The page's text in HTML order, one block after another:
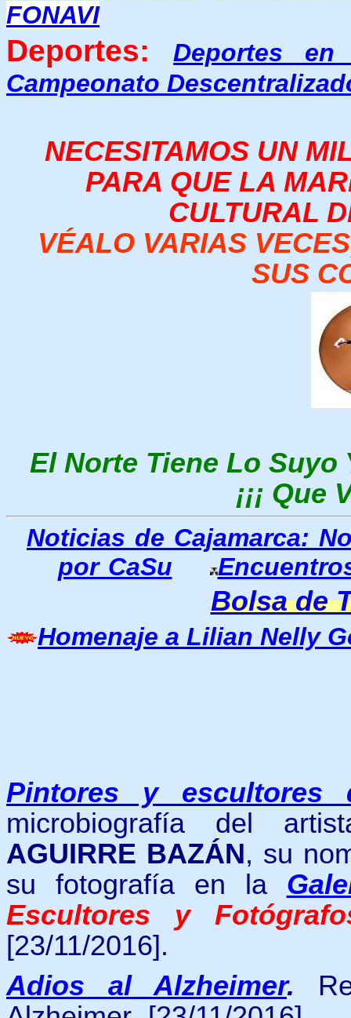
FONAVI
Deportes:Deportes en
Campeonato
NECESITAMOS UN
PARA QUE LA
CULTURAL
VÉALO VARIAS
SUS
El Norte Tiene Lo Suyo
¡¡¡ Que
Noticias de Cajamarca:
por CaSu
Bolsa de
Homenaje a Lilian Nelly
Pintores y escultores
microbiografía del
AGUIRRE BAZÁN, su
su fotografía en la
Escultores y
[23/11/2016].
Adios al Alzheimer.